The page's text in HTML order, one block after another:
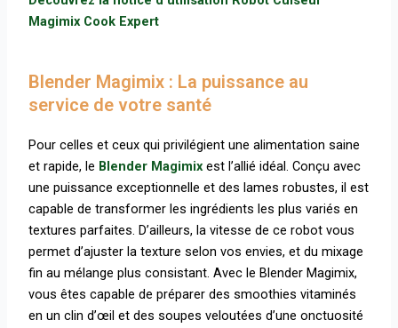
Magimix Cook Expert
Blender Magimix : La puissance au
service de votre santé
Pour celles et ceux qui privilégient une alimentation saine
et rapide, le Blender Magimix est l’allié idéal. Conçu avec
une puissance exceptionnelle et des lames robustes, il est
capable de transformer les ingrédients les plus variés en
textures parfaites. D’ailleurs, la vitesse de ce robot vous
permet d’ajuster la texture selon vos envies, et du mixage
fin au mélange plus consistant. Avec le Blender Magimix,
vous êtes capable de préparer des smoothies vitaminés
en un clin d’œil et des soupes veloutées d’une onctuosité